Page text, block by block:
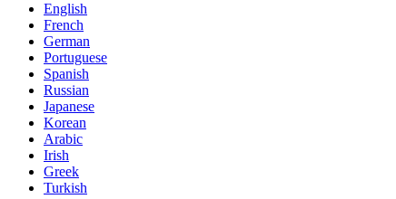
English
French
German
Portuguese
Spanish
Russian
Japanese
Korean
Arabic
Irish
Greek
Turkish